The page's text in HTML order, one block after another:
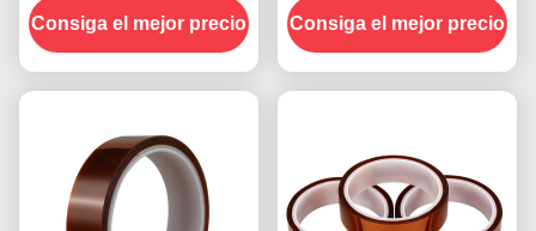
de 1000V
Consiga el mejor precio
Método de pago con
tarjeta de crédito para
Consiga el mejor precio